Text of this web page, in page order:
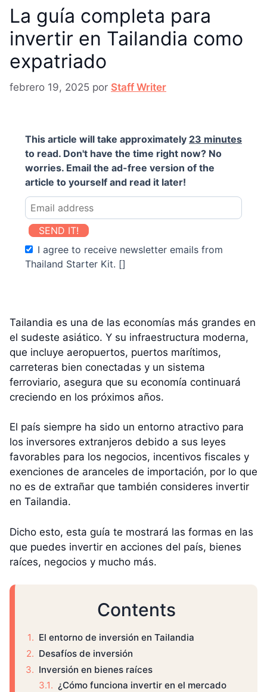
La guía completa para
invertir en Tailandia como
expatriado
febrero 19, 2025 por Staff Writer
This article will take approximately 23 minutes
to read. Don't have the time right now? No
worries. Email the ad-free version of the
article to yourself and read it later!
SEND IT!
I agree to receive newsletter emails from
Thailand Starter Kit. []
Tailandia es una de las economías más grandes en
el sudeste asiático. Y su infraestructura moderna,
que incluye aeropuertos, puertos marítimos,
carreteras bien conectadas y un sistema
ferroviario, asegura que su economía continuará
creciendo en los próximos años.
El país siempre ha sido un entorno atractivo para
los inversores extranjeros debido a sus leyes
favorables para los negocios, incentivos fiscales y
exenciones de aranceles de importación, por lo que
no es de extrañar que también consideres invertir
en Tailandia.
Dicho esto, esta guía te mostrará las formas en las
que puedes invertir en acciones del país, bienes
raíces, negocios y mucho más.
Contents
El entorno de inversión en Tailandia
Desafíos de inversión
Inversión en bienes raíces
¿Cómo funciona invertir en el mercado